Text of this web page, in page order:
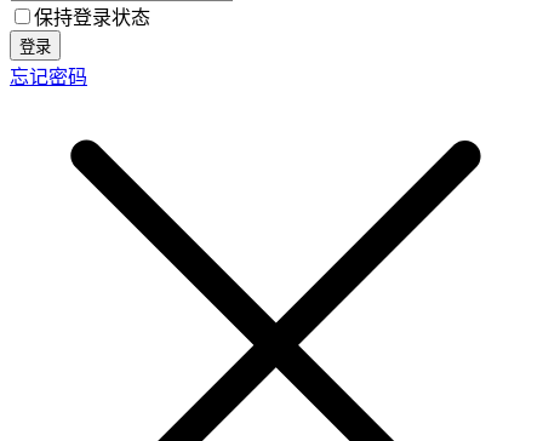
保持登录状态
登录
忘记密码